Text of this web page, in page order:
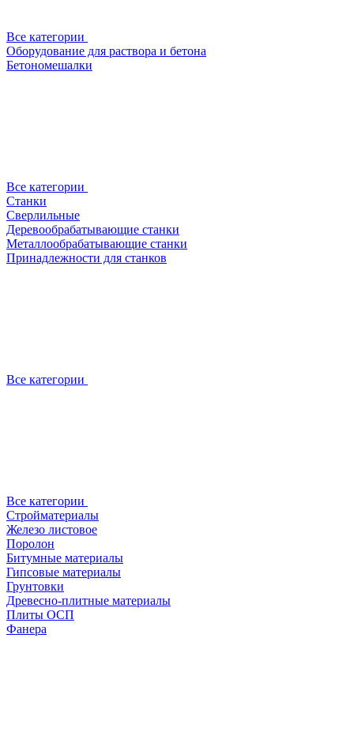
Все категории
Оборудование для раствора и бетона
Бетономешалки
Все категории
Станки
Сверлильные
Деревообрабатывающие станки
Металлообрабатывающие станки
Принадлежности для станков
Все категории
Все категории
Стройматериалы
Железо листовое
Поролон
Битумные материалы
Гипсовые материалы
Грунтовки
Древесно-плитные материалы
Плиты ОСП
Фанера